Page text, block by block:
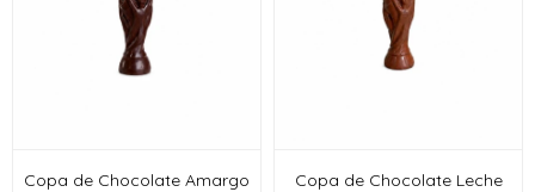
Copa de Chocolate Amargo
Copa de Chocolate Leche